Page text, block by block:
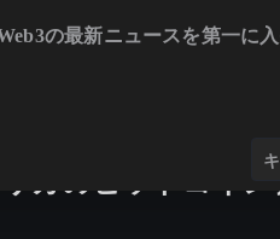
カのビットコイ
の最新ニュースを第一に